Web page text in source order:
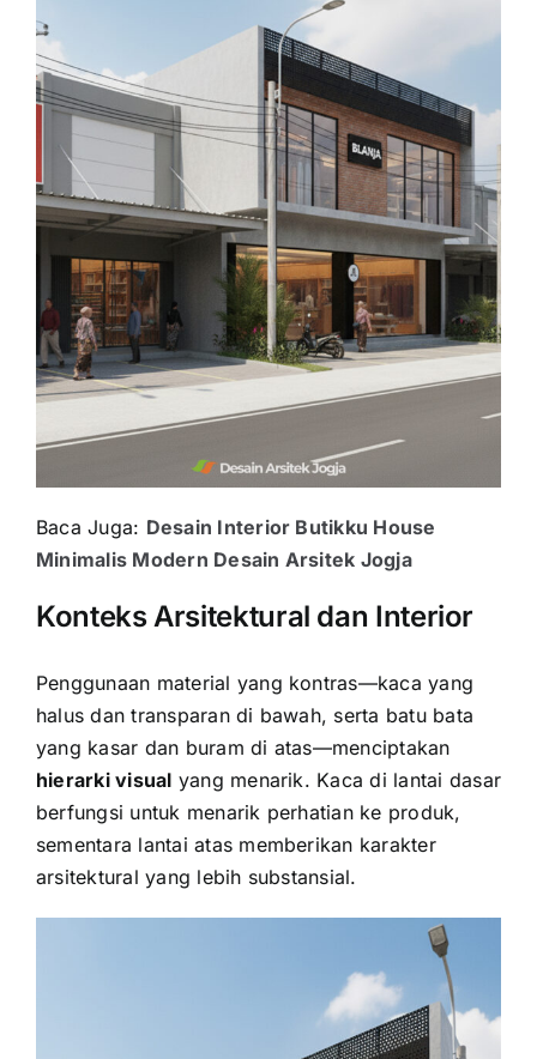
Baca Juga: Desain Interior Butikku House
Minimalis Modern Desain Arsitek Jogja
Konteks Arsitektural dan Interior
Penggunaan material yang kontras—kaca yang
halus dan transparan di bawah, serta batu bata
yang kasar dan buram di atas—menciptakan
hierarki visual yang menarik. Kaca di lantai dasar
berfungsi untuk menarik perhatian ke produk,
sementara lantai atas memberikan karakter
arsitektural yang lebih substansial.